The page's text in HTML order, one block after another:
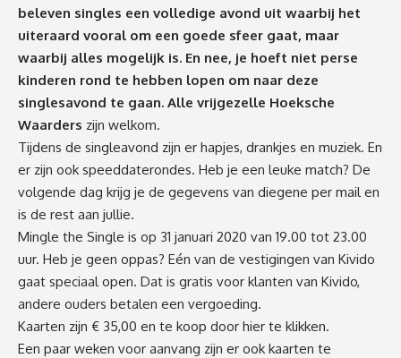
beleven singles een volledige avond uit waarbij het
uiteraard vooral om een goede sfeer gaat, maar
waarbij alles mogelijk is. En nee, je hoeft niet perse
kinderen rond te hebben lopen om naar deze
singlesavond te gaan. Alle vrijgezelle Hoeksche
Waarders zijn welkom.
Tijdens de singleavond zijn er hapjes, drankjes en muziek. En
er zijn ook speeddaterondes. Heb je een leuke match? De
volgende dag krijg je de gegevens van diegene per mail en
is de rest aan jullie.
Mingle the Single is op 31 januari 2020 van 19.00 tot 23.00
uur. Heb je geen oppas? Eén van de vestigingen van Kivido
gaat speciaal open. Dat is gratis voor klanten van Kivido,
andere ouders betalen een vergoeding.
Kaarten zijn € 35,00 en te koop door hier te klikken.
Een paar weken voor aanvang zijn er ook kaarten te